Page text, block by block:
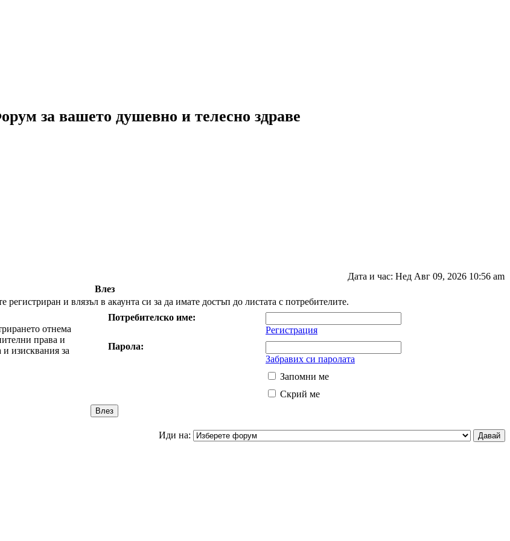
за вашето душевно и телесно здраве
Дата и час: Нед Авг 09, 2026 10:56 am
Влез
регистриран и влязъл в акаунта си за да имате достъп до листата с потребителите.
отнема
права и
изисквания за
Потребителско име:
Регистрация
Парола:
Забравих си паролата
Запомни ме
Скрий ме
Иди на: